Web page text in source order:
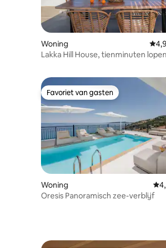
Woning
Lakka Hill House, tienminuten lopen
Favoriet van gasten
Favoriet van gasten
Woning
Oresis Panoramisch zee-verblijf